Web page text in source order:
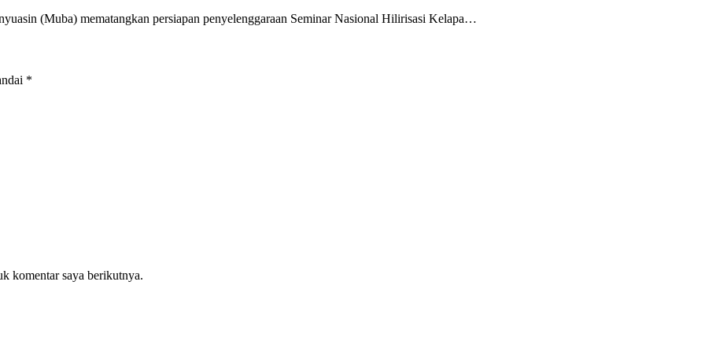
(Muba) mematangkan persiapan penyelenggaraan Seminar Nasional Hilirisasi Kelapa…
*
komentar saya berikutnya.